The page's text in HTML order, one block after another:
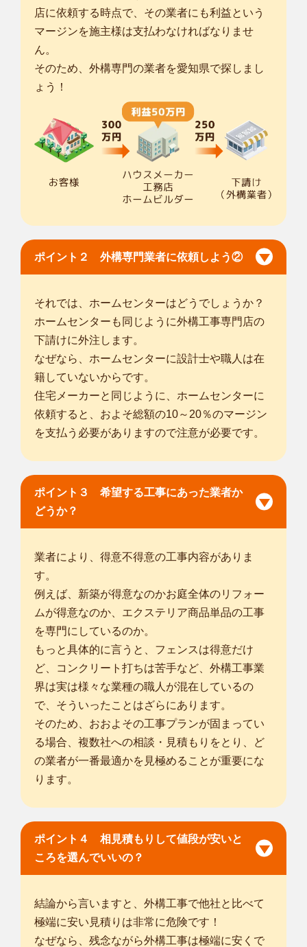
店に依頼する時点で、その業者にも利益という
マージンを施主様は支払わなければなりませ
ん。
そのため、外構専門の業者を愛知県で探しまし
ょう！
ポイント２ 外構専門業者に依頼しよう②
それでは、ホームセンターはどうでしょうか？
ホームセンターも同じように外構工事専門店の
下請けに外注します。
なぜなら、ホームセンターに設計士や職人は在
籍していないからです。
住宅メーカーと同じように、ホームセンターに
依頼すると、およそ総額の10～20％のマージン
を支払う必要がありますので注意が必要です。
ポイント３ 希望する工事にあった業者か
どうか？
業者により、得意不得意の工事内容がありま
す。
例えば、新築が得意なのかお庭全体のリフォー
ムが得意なのか、エクステリア商品単品の工事
を専門にしているのか。
もっと具体的に言うと、フェンスは得意だけ
ど、コンクリート打ちは苦手など、外構工事業
界は実は様々な業種の職人が混在しているの
で、そういったことはざらにあります。
そのため、おおよその工事プランが固まってい
る場合、複数社への相談・見積もりをとり、ど
の業者が一番最適かを見極めることが重要にな
ります。
ポイント４ 相見積もりして値段が安いと
ころを選んでいいの？
結論から言いますと、外構工事で他社と比べて
極端に安い見積りは非常に危険です！
なぜなら、残念ながら外構工事は極端に安くで